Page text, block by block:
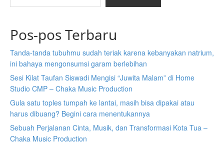
Pos-pos Terbaru
Tanda-tanda tubuhmu sudah teriak karena kebanyakan natrium,
ini bahaya mengonsumsi garam berlebihan
Sesi Kilat Taufan Siswadi Mengisi “Juwita Malam” di Home
Studio CMP – Chaka Music Production
Gula satu toples tumpah ke lantai, masih bisa dipakai atau
harus dibuang? Begini cara menentukannya
Sebuah Perjalanan Cinta, Musik, dan Transformasi Kota Tua –
Chaka Music Production